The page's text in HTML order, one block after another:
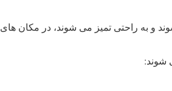
و به راحتی تمیز می شوند، در مکان های
شوند: